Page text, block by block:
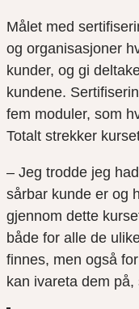
Målet med
og organisasjoner
kunder, og gi
kundene.
fem moduler, som
Totalt strekker
– Jeg trodde jeg
sårbar kunde er og
gjennom dette
både for alle de
finnes, men også
kan ivareta dem